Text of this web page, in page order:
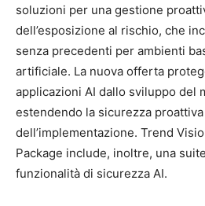
soluzioni per una gestione
dell’esposizione al rischio, che
senza precedenti per ambienti
artificiale. La nuova offerta
applicazioni AI dallo sviluppo del
estendendo la sicurezza
dell’implementazione. Trend
Package include, inoltre, una
funzionalità di sicurezza AI.